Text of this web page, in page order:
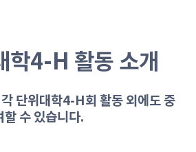
학4-H 활동 소개
단위대학4-H회 활동 외에도 중
수 있습니다.